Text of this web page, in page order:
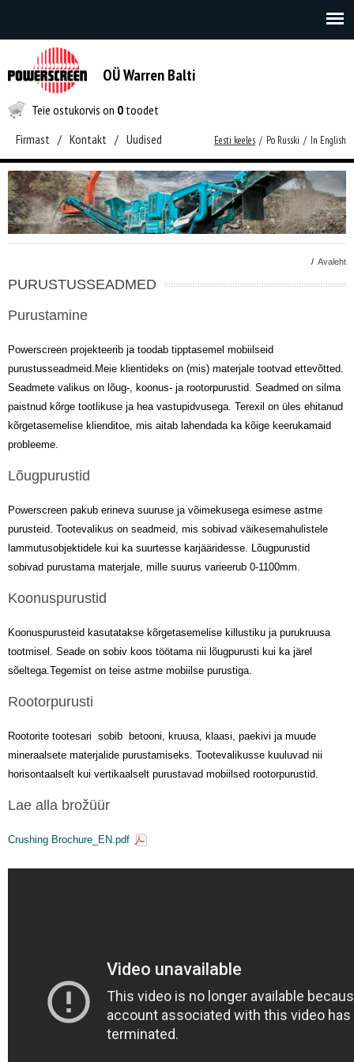
OÜ Warren Balti
Teie ostukorvis on 0 toodet
Firmast / Kontakt / Uudised Eesti keeles / Po Russki / In English
/ Avaleht
PURUSTUSSEADMED
Purustamine
Powerscreen projekteerib ja toodab tipptasemel mobiilseid
purustusseadmeid.Meie klientideks on (mis) materjale tootvad ettevõtted.
Seadmete valikus on lõug-, koonus- ja rootorpurustid. Seadmed on silma
paistnud kõrge tootlikuse ja hea vastupidvusega. Terexil on üles ehitanud
kõrgetasemelise klienditoe, mis aitab lahendada ka kõige keerukamaid
probleeme.
Lõugpurustid
Powerscreen pakub erineva suuruse ja võimekusega esimese astme
purusteid. Tootevalikus on seadmeid, mis sobivad väikesemahulistele
lammutusobjektidele kui ka suurtesse karjääridesse. Lõugpurustid
sobivad purustama materjale, mille suurus varieerub 0-1100mm.
Koonuspurustid
Koonuspurusteid kasutatakse kõrgetasemelise killustiku ja purukruusa
tootmisel. Seade on sobiv koos töötama nii lõugpurusti kui ka järel
sõeltega.Tegemist on teise astme mobiilse purustiga.
Rootorpurusti
Rootorite tootesari sobib betooni, kruusa, klaasi, paekivi ja muude
mineraalsete materjalide purustamiseks. Tootevalikusse kuuluvad nii
horisontaalselt kui vertikaalselt purustavad mobiilsed rootorpurustid.
Lae alla brožüür
Crushing Brochure_EN.pdf